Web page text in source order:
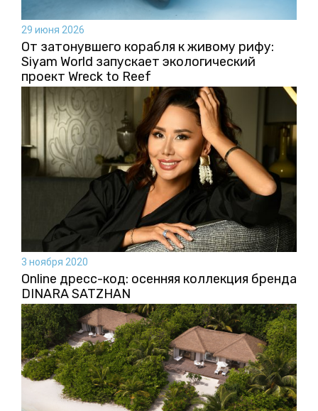
29 июня 2026
От затонувшего корабля к живому рифу:
Siyam World запускает экологический
проект Wreck to Reef
3 ноября 2020
Online дресс-код: осенняя коллекция бренда
DINARA SATZHAN